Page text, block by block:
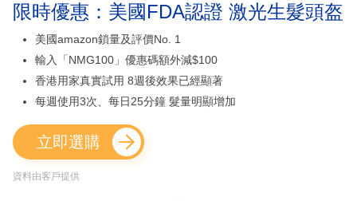
限時優惠：美國FDA認證 激光生髮頭盔
美國amazon鎖量及評價No. 1
輸入「NMG100」優惠碼額外減$100
香港用家真實試用 8週後效果已經顯著
每週使用3次、每日25分鐘 髮量明顯增加
立即選購
資料由客戶提供